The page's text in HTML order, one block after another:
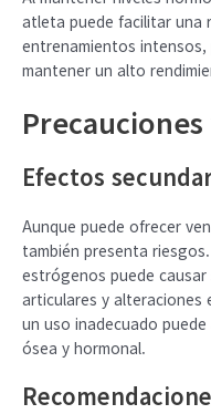
atleta puede facilitar una
entrenamientos
mantener un alto
Efectos
Aunque puede ofrecer
también presenta
estrógenos puede
articulares y alteraciones
un uso inadecuado
ósea y hormonal.